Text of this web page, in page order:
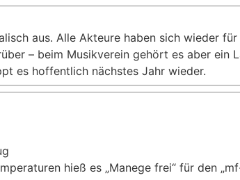
aus. Alle Akteure haben sich wieder
– beim Musikverein gehört es aber ein
es hoffentlich nächstes Jahr wieder.
hieß es „Manege frei“ für den